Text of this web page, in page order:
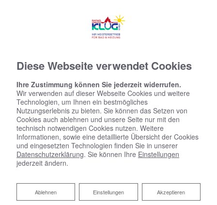
Diese Webseite verwendet Cookies
Ihre Zustimmung können Sie jederzeit widerrufen.
Wir verwenden auf dieser Webseite Cookies und weitere
Technologien, um Ihnen ein bestmögliches
Nutzungserlebnis zu bieten. Sie können das Setzen von
Cookies auch ablehnen und unsere Seite nur mit den
technisch notwendigen Cookies nutzen. Weitere
Informationen, sowie eine detaillierte Übersicht der Cookies
und eingesetzten Technologien finden Sie in unserer
Datenschutzerklärung. Sie können Ihre Einstellungen
jederzeit ändern.
Akzeptieren
Einstellungen
Ablehnen
Ablehnen